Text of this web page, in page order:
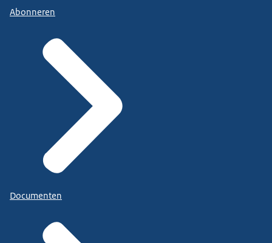
Abonneren
Documenten